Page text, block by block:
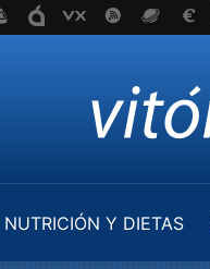
NUTRICIÓN Y DIETAS